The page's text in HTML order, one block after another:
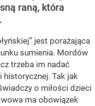
raną, która
jest porażająca
sumienia. Mordów
trzeba im nadać
Tak jak
o miłości dzieci
ma obowiązek